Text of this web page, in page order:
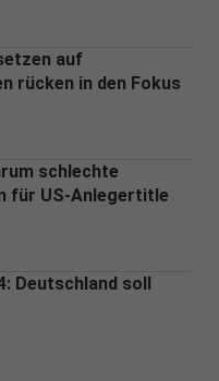
auf
rücken in den Fokus
schlechte
für US-Anlegertitle
Deutschland soll